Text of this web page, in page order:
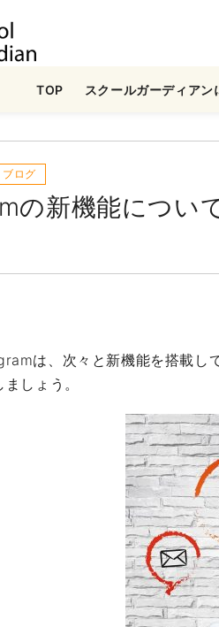
TOP スクールガーディアン
ブログ
の新機能につい
は、次々と新機能を搭載し
しょう。